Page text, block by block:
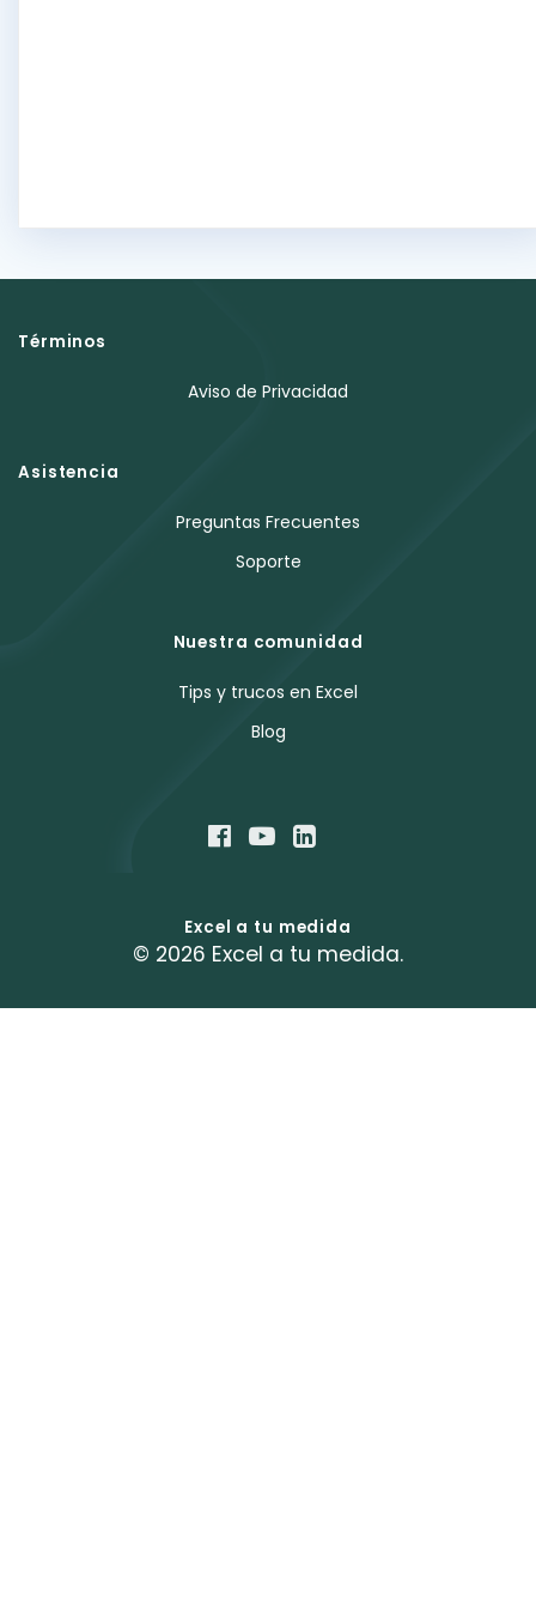
Términos
Aviso de Privacidad
Asistencia
Preguntas Frecuentes
Soporte
Nuestra comunidad
Tips y trucos en Excel
Blog
Excel a tu medida
© 2026 Excel a tu medida.